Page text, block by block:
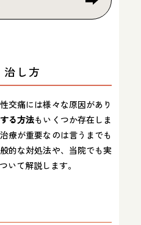
し方
交痛には様々な原因があり
る方法もいくつか存在しま
療が重要なのは言うまでも
的な対処法や、当院でも実
いて解説します。